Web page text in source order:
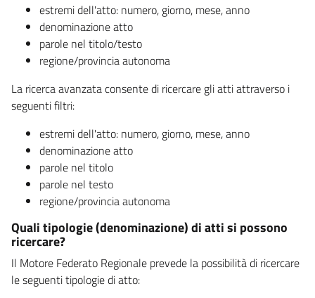
estremi dell'atto: numero, giorno, mese, anno
denominazione atto
parole nel titolo/testo
regione/provincia autonoma
La ricerca avanzata consente di ricercare gli atti attraverso i
seguenti filtri:
estremi dell'atto: numero, giorno, mese, anno
denominazione atto
parole nel titolo
parole nel testo
regione/provincia autonoma
Quali tipologie (denominazione) di atti si possono
ricercare?
Il Motore Federato Regionale prevede la possibilità di ricercare
le seguenti tipologie di atto: